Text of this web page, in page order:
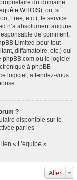
du domaine
WHOIS), ou, si
Free, etc.), le service
n’a absolument aucune
de comment,
Limited pour tout
diffamatoire, etc.) qui
ou le logiciel
à phpBB
logiciel, attendez-vous
?
disponible sur le
par les
« L’équipe ».
Aller